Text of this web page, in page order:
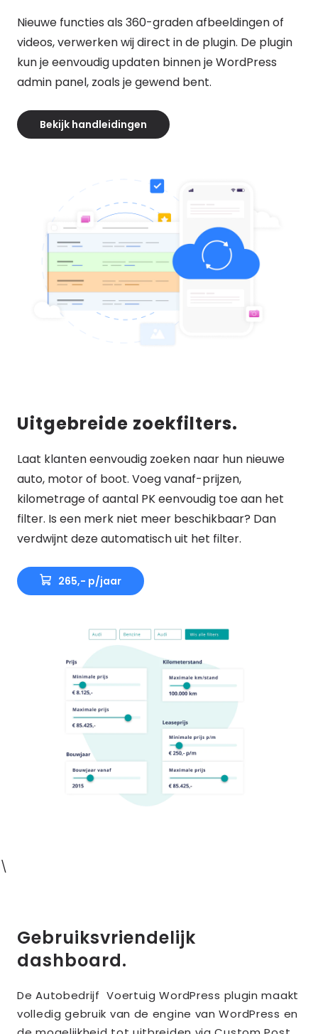
Nieuwe functies als 360-graden afbeeldingen of
videos, verwerken wij direct in de plugin. De plugin
kun je eenvoudig updaten binnen je WordPress
admin panel, zoals je gewend bent.
Bekijk handleidingen
Uitgebreide zoekfilters.
Laat klanten eenvoudig zoeken naar hun nieuwe
auto, motor of boot. Voeg vanaf-prijzen,
kilometrage of aantal PK eenvoudig toe aan het
filter. Is een merk niet meer beschikbaar? Dan
verdwijnt deze automatisch uit het filter.
265,- p/jaar
\
Gebruiksvriendelijk
dashboard.
De Autobedrijf Voertuig WordPress plugin maakt
volledig gebruik van de engine van WordPress en